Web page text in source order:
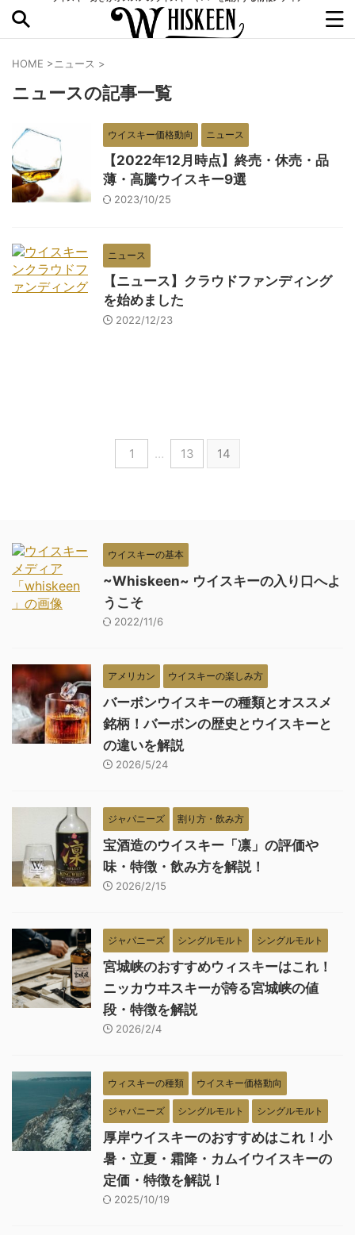
HOME >ニュース >
ニュースの記事一覧
ウイスキー価格動向 ニュース
【2022年12月時点】終売・休売・品
薄・高騰ウイスキー9選
2023/10/25
ニュース
【ニュース】クラウドファンディング
を始めました
2022/12/23
1 … 13 14
ウイスキーの基本
~Whiskeen~ ウイスキーの入り口へよ
うこそ
2022/11/6
アメリカン ウイスキーの楽しみ方
バーボンウイスキーの種類とオススメ
銘柄！バーボンの歴史とウイスキーと
の違いを解説
2026/5/24
ジャパニーズ 割り方・飲み方
宝酒造のウイスキー「凛」の評価や
味・特徴・飲み方を解説！
2026/2/15
ジャパニーズ シングルモルト シングルモルト
宮城峡のおすすめウィスキーはこれ！
ニッカウヰスキーが誇る宮城峡の値
段・特徴を解説
2026/2/4
ウィスキーの種類 ウイスキー価格動向
ジャパニーズ シングルモルト シングルモルト
厚岸ウイスキーのおすすめはこれ！小
暑・立夏・霜降・カムイウイスキーの
定価・特徴を解説！
2025/10/19